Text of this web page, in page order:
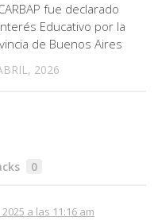
fue declarado
Educativo por la
de Buenos Aires
2026
0
a las 11:16 am